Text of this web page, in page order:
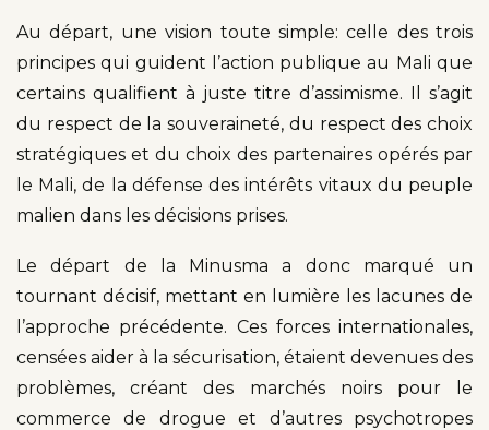
Au départ, une vision toute simple: celle des trois
principes qui guident l’action publique au Mali que
certains qualifient à juste titre d’assimisme. Il s’agit
du respect de la souveraineté, du respect des choix
stratégiques et du choix des partenaires opérés par
le Mali, de la défense des intérêts vitaux du peuple
malien dans les décisions prises.
Le départ de la Minusma a donc marqué un
tournant décisif, mettant en lumière les lacunes de
l’approche précédente. Ces forces internationales,
censées aider à la sécurisation, étaient devenues des
problèmes, créant des marchés noirs pour le
commerce de drogue et d’autres psychotropes